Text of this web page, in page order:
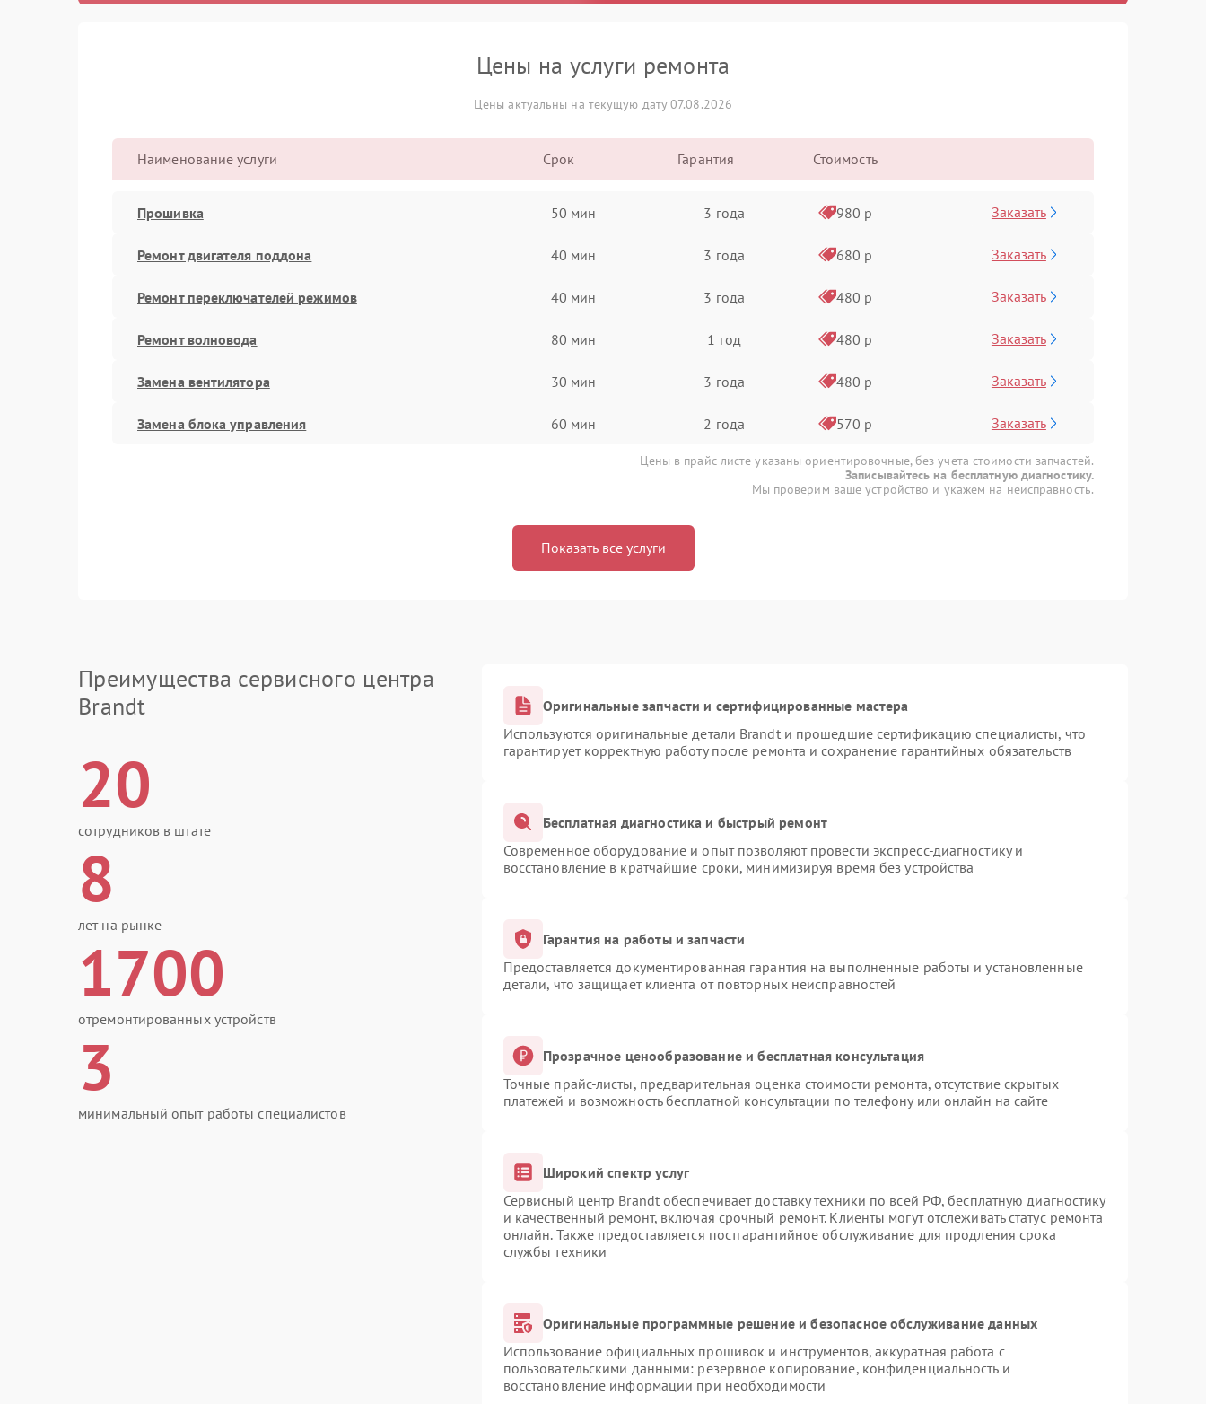
Цены на услуги ремонта
Цены актуальны на текущую дату 07.08.2026
Наименование услуги Срок Гарантия Стоимость
Прошивка 50 мин 3 года 980 р Заказать
Ремонт двигателя поддона 40 мин 3 года 680 р Заказать
Ремонт переключателей режимов 40 мин 3 года 480 р Заказать
Ремонт волновода 80 мин 1 год 480 р Заказать
Замена вентилятора 30 мин 3 года 480 р Заказать
Замена блока управления 60 мин 2 года 570 р Заказать
Цены в прайс-листе указаны ориентировочные, без учета стоимости запчастей.
Записывайтесь на бесплатную диагностику.
Мы проверим ваше устройство и укажем на неисправность.
Показать все услуги
Преимущества сервисного центра
Brandt
20
сотрудников в штате
8
лет на рынке
1700
отремонтированных устройств
3
минимальный опыт работы специалистов
Оригинальные запчасти и сертифицированные мастера
Используются оригинальные детали Brandt и прошедшие сертификацию специалисты, что
гарантирует корректную работу после ремонта и сохранение гарантийных обязательств
Бесплатная диагностика и быстрый ремонт
Современное оборудование и опыт позволяют провести экспресс-диагностику и
восстановление в кратчайшие сроки, минимизируя время без устройства
Гарантия на работы и запчасти
Предоставляется документированная гарантия на выполненные работы и установленные
детали, что защищает клиента от повторных неисправностей
Прозрачное ценообразование и бесплатная консультация
Точные прайс-листы, предварительная оценка стоимости ремонта, отсутствие скрытых
платежей и возможность бесплатной консультации по телефону или онлайн на сайте
Широкий спектр услуг
Сервисный центр Brandt обеспечивает доставку техники по всей РФ, бесплатную диагностику
и качественный ремонт, включая срочный ремонт. Клиенты могут отслеживать статус ремонта
онлайн. Также предоставляется постгарантийное обслуживание для продления срока
службы техники
Оригинальные программные решение и безопасное обслуживание данных
Использование официальных прошивок и инструментов, аккуратная работа с
пользовательскими данными: резервное копирование, конфиденциальность и
восстановление информации при необходимости